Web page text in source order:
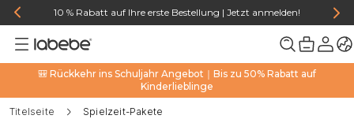
10 % Rabatt auf Ihre erste Bestellung | Jetzt anmelden!
🎒 Rückkehr ins Schuljahr Angebot｜Bis zu 50% Rabatt auf
Kinderlieblinge
Titelseite Spielzeit-Pakete